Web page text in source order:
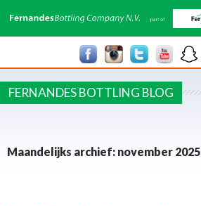
FERNANDES BOTTLING BLOG
Maandelijks archief: november 2025